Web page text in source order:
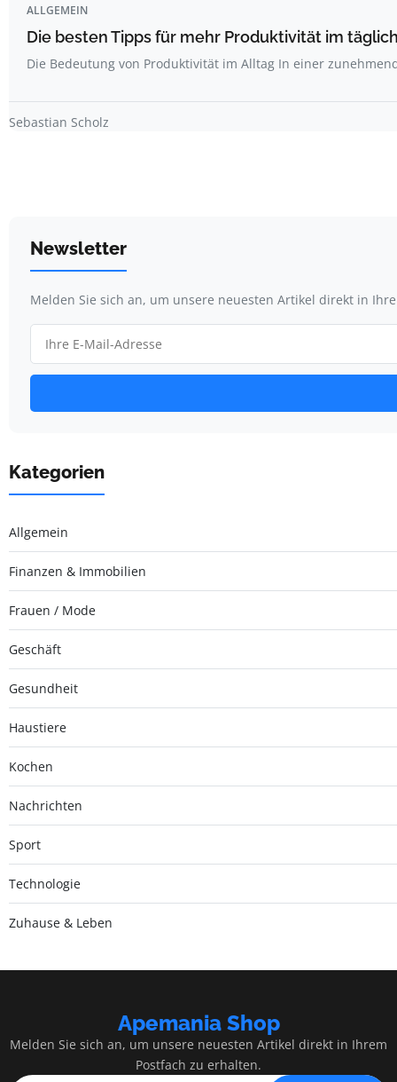
ALLGEMEIN
Die besten Tipps für mehr Produktivität im
Die Bedeutung von Produktivität im Alltag In einer
Sebastian Scholz
Newsletter
Melden Sie sich an, um unsere neuesten Artikel direkt in
Kategorien
Allgemein
Finanzen & Immobilien
Frauen / Mode
Geschäft
Gesundheit
Haustiere
Kochen
Nachrichten
Sport
Technologie
Zuhause & Leben
Apemania Shop
Melden Sie sich an, um unsere neuesten Artikel direkt in Ihrem
Postfach zu erhalten.